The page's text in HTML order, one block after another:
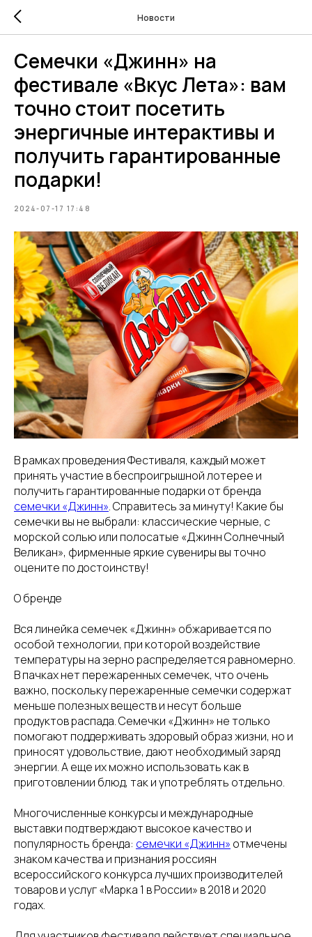
Новости
Семечки «Джинн» на
фестивале «Вкус Лета»: вам
точно стоит посетить
энергичные интерактивы и
получить гарантированные
подарки!
2024-07-17 17:48
В рамках проведения Фестиваля, каждый может
принять участие в беспроигрышной лотерее и
получить гарантированные подарки от бренда
семечки «Джинн». Справитесь за минуту! Какие бы
семечки вы не выбрали: классические черные, с
морской солью или полосатые «Джинн Солнечный
Великан», фирменные яркие сувениры вы точно
оцените по достоинству!
О бренде
Вся линейка семечек «Джинн» обжаривается по
особой технологии, при которой воздействие
температуры на зерно распределяется равномерно.
В пачках нет пережаренных семечек, что очень
важно, поскольку пережаренные семечки содержат
меньше полезных веществ и несут больше
продуктов распада. Семечки «Джинн» не только
помогают поддерживать здоровый образ жизни, но и
приносят удовольствие, дают необходимый заряд
энергии. А еще их можно использовать как в
приготовлении блюд, так и употреблять отдельно.
Многочисленные конкурсы и международные
выставки подтверждают высокое качество и
популярность бренда: семечки «Джинн» отмечены
знаком качества и признания россиян
всероссийского конкурса лучших производителей
товаров и услуг «Марка 1 в России» в 2018 и 2020
годах.